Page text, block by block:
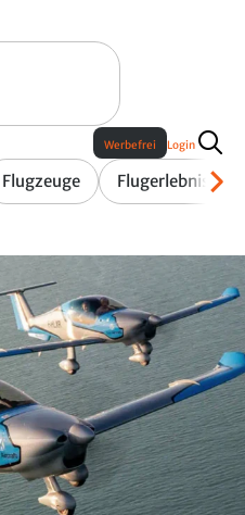
Flugzeuge Flugerlebnis
Werbefrei Login